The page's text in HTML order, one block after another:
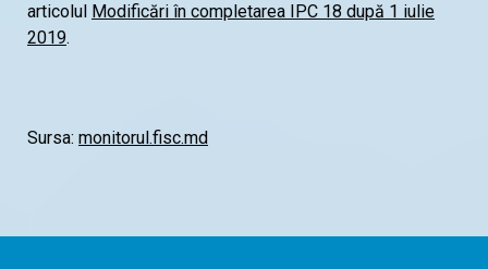
articolul Modificări în completarea IPC 18 după 1 iulie
2019.
Sursa: monitorul.fisc.md